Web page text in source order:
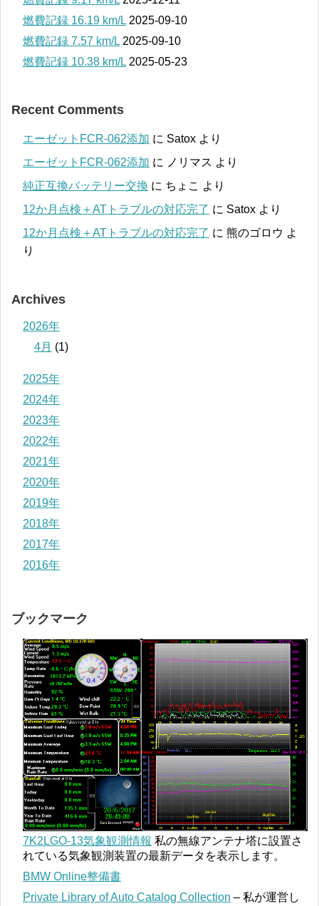
燃費記録 16.19 km/L 2025-09-10
燃費記録 7.57 km/L 2025-09-10
燃費記録 10.38 km/L 2025-05-23
Recent Comments
エーゼットFCR-062添加 に Satox より
エーゼットFCR-062添加 に ノリマス より
純正互換バッテリー交換 に ちょこ より
12か月点検＋ATトラブルの対応完了 に Satox より
12か月点検＋ATトラブルの対応完了 に 熊のゴロウ よ
り
Archives
2026年
4月 (1)
2025年
2024年
2023年
2022年
2021年
2020年
2019年
2018年
2017年
2016年
ブックマーク
7K2LGO-13気象観測情報 私の無線アンテナ塔に設置さ
れている気象観測装置の最新データを表示します。
BMW Online整備書
Private Library of Auto Catalog Collection – 私が運営し